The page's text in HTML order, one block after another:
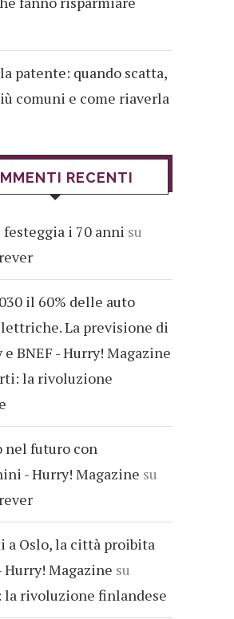
patente: quando scatta,
comuni e come riaverla
RECENTI
festeggia i 70 anni su
il 60% delle auto
La previsione di
BNEF - Hurry! Magazine
la rivoluzione
nel futuro con
- Hurry! Magazine su
a Oslo, la città proibita
Hurry! Magazine su
la rivoluzione finlandese